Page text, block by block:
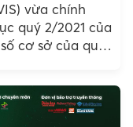
vừa chính
quý 2/2021 của
cơ sở của quỹ
không loại bất